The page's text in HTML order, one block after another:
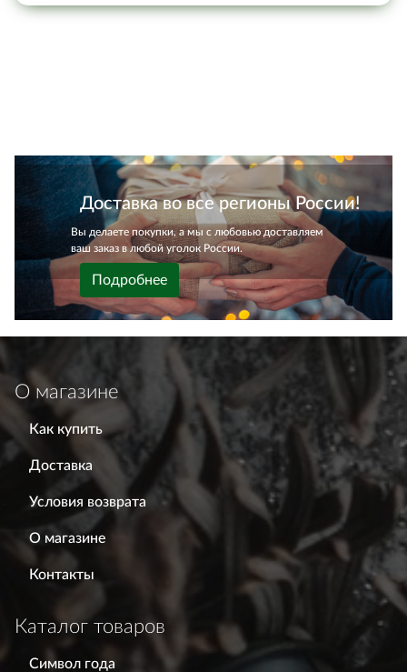
Доставка во все регионы России!
Вы делаете покупки, а мы с любовью доставляем
ваш заказ в любой уголок России.
Подробнее
О магазине
Как купить
Доставка
Условия возврата
О магазине
Контакты
Каталог товаров
Символ года